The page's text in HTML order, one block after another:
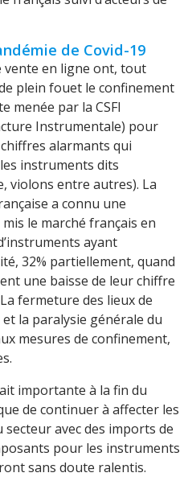
de Covid-19
vente en ligne ont, tout
plein fouet le confinement
menée par la CSFI
Instrumentale) pour
alarmants qui
instruments dits
violons entre autres). La
a connu une
le marché français en
ayant
32% partiellement, quand
une baisse de leur chiffre
fermeture des lieux de
la paralysie générale du
mesures de confinement,
importante à la fin du
de continuer à affecter les
avec des imports de
pour les instruments
sans doute ralentis.